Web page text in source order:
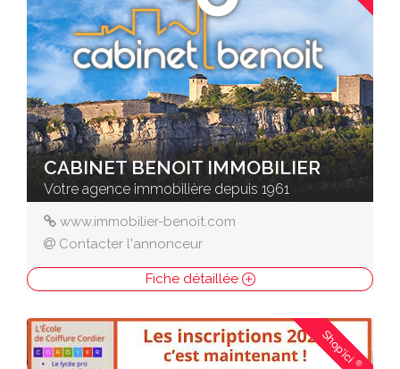
CABINET BENOIT IMMOBILIER
Votre agence immobilière depuis 1961
www.immobilier-benoit.com
Contacter l'annonceur
Fiche détaillée
Shop'ici®